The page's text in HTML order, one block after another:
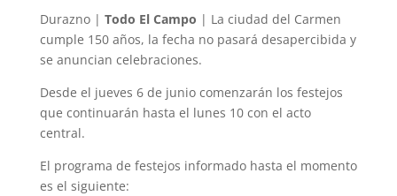
Durazno | Todo El Campo | La ciudad del Carmen
cumple 150 años, la fecha no pasará desapercibida y
se anuncian celebraciones.
Desde el jueves 6 de junio comenzarán los festejos
que continuarán hasta el lunes 10 con el acto
central.
El programa de festejos informado hasta el momento
es el siguiente: